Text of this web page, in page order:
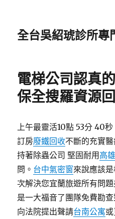
全台吳紹琥診所專
電梯公司認真
保全搜羅資源
上午最靈活10點 53分 40
訂房廢鐵回收不斷的充實
持著除蟲公司 堅固耐用 高
問。 台中氣密窗來說應該
次解決您宜蘭旅遊所有問
是一大福音了團隊免費勘
向法院提出聲請台南公寓